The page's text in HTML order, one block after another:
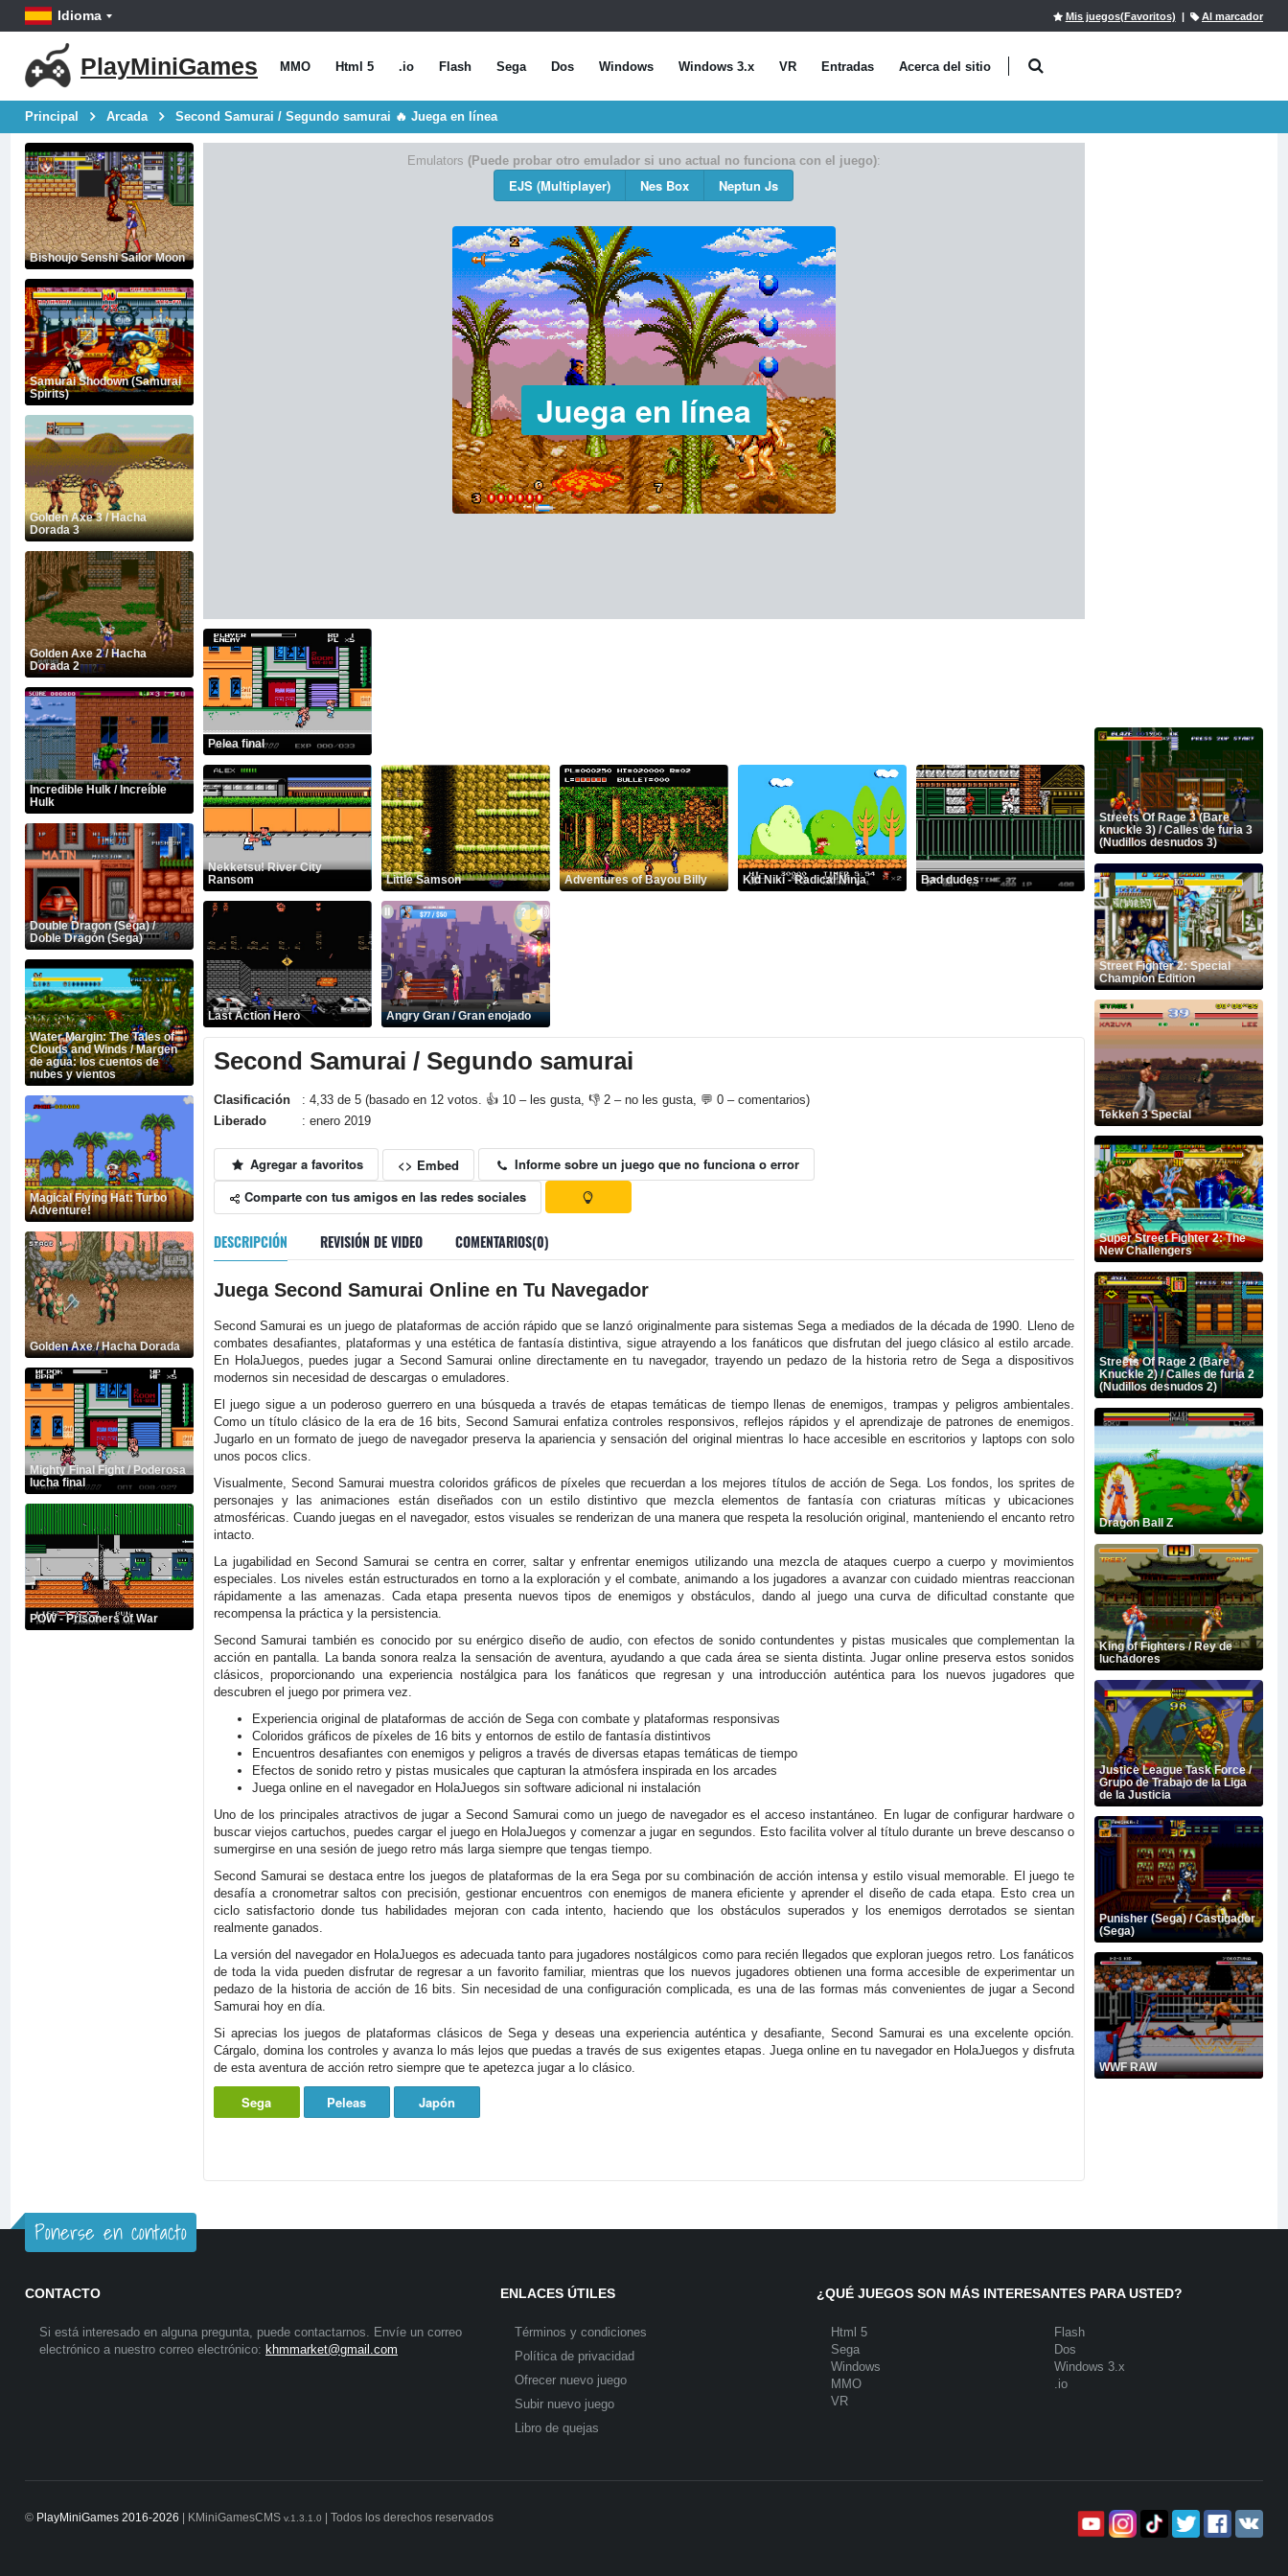
Idioma Mis juegos(Favoritos) | Al marcador
PlayMiniGames MMO Html 5 .io Flash Sega Dos Windows Windows 3.x VR Entradas Acerca del sitio
Principal Arcada Second Samurai / Segundo samurai 🔥 Juega en línea
Bishoujo Senshi Sailor Moon
Samurai Shodown (Samurai
Spirits)
Golden Axe 3 / Hacha
Dorada 3
Golden Axe 2 / Hacha
Dorada 2
Incredible Hulk / Increíble
Hulk
Double Dragon (Sega) /
Doble Dragón (Sega)
Water Margin: The Tales of
Clouds and Winds / Margen
de agua: los cuentos de
nubes y vientos
Magical Flying Hat: Turbo
Adventure!
Golden Axe / Hacha Dorada
Mighty Final Fight / Poderosa
lucha final
POW - Prisoners of War
Emulators (Puede probar otro emulador si uno actual no funciona con el juego):
EJS (Multiplayer) Nes Box Neptun Js
Juega en línea
Pelea final
Nekketsu! River City
Ransom
Little Samson Adventures of Bayou Billy Kid Niki - Radical Ninja Bad dudes
Last Action Hero Angry Gran / Gran enojado
Second Samurai / Segundo samurai
Clasificación
: 4,33 de 5 (basado en 12 votos. 👍 10 – les gusta, 👎 2 – no les gusta, 💬 0 – comentarios)
Liberado
: enero 2019
Agregar a favoritos <> Embed
Informe sobre un juego que no funciona o error
Comparte con tus amigos en las redes sociales
DESCRIPCIÓN REVISIÓN DE VIDEO COMENTARIOS(0)
Juega Second Samurai Online en Tu Navegador
Second Samurai es un juego de plataformas de acción rápido que se lanzó originalmente para sistemas Sega a mediados de la década de 1990. Lleno de
combates desafiantes, plataformas y una estética de fantasía distintiva, sigue atrayendo a los fanáticos que disfrutan del juego clásico al estilo arcade.
En HolaJuegos, puedes jugar a Second Samurai online directamente en tu navegador, trayendo un pedazo de la historia retro de Sega a dispositivos
modernos sin necesidad de descargas o emuladores.
El juego sigue a un poderoso guerrero en una búsqueda a través de etapas temáticas de tiempo llenas de enemigos, trampas y peligros ambientales.
Como un título clásico de la era de 16 bits, Second Samurai enfatiza controles responsivos, reflejos rápidos y el aprendizaje de patrones de enemigos.
Jugarlo en un formato de juego de navegador preserva la apariencia y sensación del original mientras lo hace accesible en escritorios y laptops con solo
unos pocos clics.
Visualmente, Second Samurai muestra coloridos gráficos de píxeles que recuerdan a los mejores títulos de acción de Sega. Los fondos, los sprites de
personajes y las animaciones están diseñados con un estilo distintivo que mezcla elementos de fantasía con criaturas míticas y ubicaciones
atmosféricas. Cuando juegas en el navegador, estos visuales se renderizan de una manera que respeta la resolución original, manteniendo el encanto retro
intacto.
La jugabilidad en Second Samurai se centra en correr, saltar y enfrentar enemigos utilizando una mezcla de ataques cuerpo a cuerpo y movimientos
especiales. Los niveles están estructurados en torno a la exploración y el combate, animando a los jugadores a avanzar con cuidado mientras reaccionan
rápidamente a las amenazas. Cada etapa presenta nuevos tipos de enemigos y obstáculos, dando al juego una curva de dificultad constante que
recompensa la práctica y la persistencia.
Second Samurai también es conocido por su enérgico diseño de audio, con efectos de sonido contundentes y pistas musicales que complementan la
acción en pantalla. La banda sonora realza la sensación de aventura, ayudando a que cada área se sienta distinta. Jugar online preserva estos sonidos
clásicos, proporcionando una experiencia nostálgica para los fanáticos que regresan y una introducción auténtica para los nuevos jugadores que
descubren el juego por primera vez.
Experiencia original de plataformas de acción de Sega con combate y plataformas responsivas
Coloridos gráficos de píxeles de 16 bits y entornos de estilo de fantasía distintivos
Encuentros desafiantes con enemigos y peligros a través de diversas etapas temáticas de tiempo
Efectos de sonido retro y pistas musicales que capturan la atmósfera inspirada en los arcades
Juega online en el navegador en HolaJuegos sin software adicional ni instalación
Uno de los principales atractivos de jugar a Second Samurai como un juego de navegador es el acceso instantáneo. En lugar de configurar hardware o
buscar viejos cartuchos, puedes cargar el juego en HolaJuegos y comenzar a jugar en segundos. Esto facilita volver al título durante un breve descanso o
sumergirse en una sesión de juego retro más larga siempre que tengas tiempo.
Second Samurai se destaca entre los juegos de plataformas de la era Sega por su combinación de acción intensa y estilo visual memorable. El juego te
desafía a cronometrar saltos con precisión, gestionar encuentros con enemigos de manera eficiente y aprender el diseño de cada etapa. Esto crea un
ciclo satisfactorio donde tus habilidades mejoran con cada intento, haciendo que los obstáculos superados y los enemigos derrotados se sientan
realmente ganados.
La versión del navegador en HolaJuegos es adecuada tanto para jugadores nostálgicos como para recién llegados que exploran juegos retro. Los fanáticos
de toda la vida pueden disfrutar de regresar a un favorito familiar, mientras que los nuevos jugadores obtienen una forma accesible de experimentar un
pedazo de la historia de acción de 16 bits. Sin necesidad de una configuración complicada, es una de las formas más convenientes de jugar a Second
Samurai hoy en día.
Si aprecias los juegos de plataformas clásicos de Sega y deseas una experiencia auténtica y desafiante, Second Samurai es una excelente opción.
Cárgalo, domina los controles y avanza lo más lejos que puedas a través de sus exigentes etapas. Juega online en tu navegador en HolaJuegos y disfruta
de esta aventura de acción retro siempre que te apetezca jugar a lo clásico.
Sega Peleas Japón
Streets Of Rage 3 (Bare
knuckle 3) / Calles de furia 3
(Nudillos desnudos 3)
Street Fighter 2: Special
Champion Edition
Tekken 3 Special
Super Street Fighter 2: The
New Challengers
Streets Of Rage 2 (Bare
Knuckle 2) / Calles de furia 2
(Nudillos desnudos 2)
Dragon Ball Z
King of Fighters / Rey de
luchadores
Justice League Task Force /
Grupo de Trabajo de la Liga
de la Justicia
Punisher (Sega) / Castigador
(Sega)
WWF RAW
Ponerse en contacto
CONTACTO
Si está interesado en alguna pregunta, puede contactarnos. Envíe un correo
electrónico a nuestro correo electrónico: khmmarket@gmail.com
ENLACES ÚTILES
Términos y condiciones
Política de privacidad
Ofrecer nuevo juego
Subir nuevo juego
Libro de quejas
¿QUÉ JUEGOS SON MÁS INTERESANTES PARA USTED?
Html 5
Flash
Sega
Dos
Windows
Windows 3.x
MMO
.io
VR
© PlayMiniGames 2016-2026 | KMiniGamesCMS v.1.3.1.0 | Todos los derechos reservados